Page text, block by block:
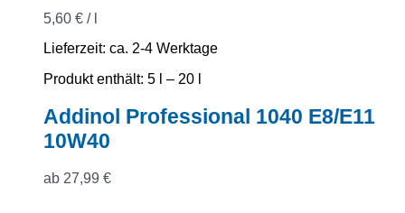
5,60 € /
Lieferzeit: ca. 2-4 Werktage
Produkt enthält: 5
– 20
Addinol Professional 1040 E8/E11
10W40
ab 27,99 €